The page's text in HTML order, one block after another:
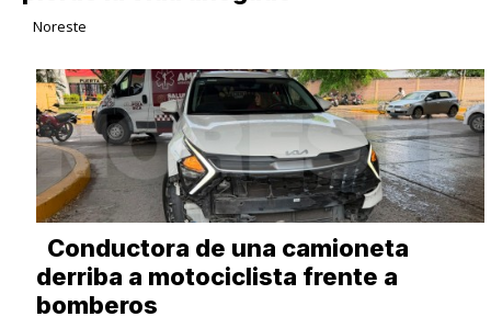
Noreste
Conductora de una camioneta
derriba a motociclista frente a
bomberos